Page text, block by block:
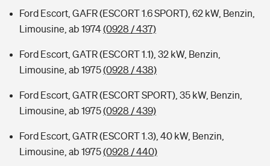
Ford Escort, GAFR (ESCORT 1.6 SPORT), 62 kW, Benzin,
Limousine, ab 1974(0928 / 437)
Ford Escort, GATR (ESCORT 1.1), 32 kW, Benzin,
Limousine, ab 1975(0928 / 438)
Ford Escort, GATR (ESCORT SPORT), 35 kW, Benzin,
Limousine, ab 1975(0928 / 439)
Ford Escort, GATR (ESCORT 1.3), 40 kW, Benzin,
Limousine, ab 1975(0928 / 440)